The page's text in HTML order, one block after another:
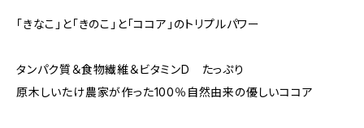
「きなこ」と「きのこ」と「ココア」のトリプルパワー
タンパク質＆食物繊維＆ビタミンD たっぷり
原木しいたけ農家が作った100％自然由来の優しいココア